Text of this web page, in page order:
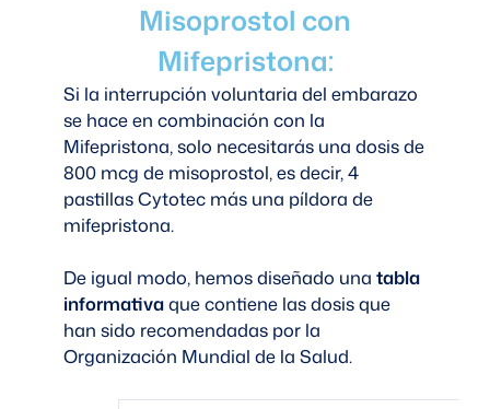
Misoprostol con
Mifepristona:
Si la interrupción voluntaria del embarazo
se hace en combinación con la
Mifepristona, solo necesitarás una dosis de
800 mcg de misoprostol, es decir, 4
pastillas Cytotec más una píldora de
mifepristona.
De igual modo, hemos diseñado unatabla
informativaque contiene las dosis que
han sido recomendadas por la
Organización Mundial de la Salud.